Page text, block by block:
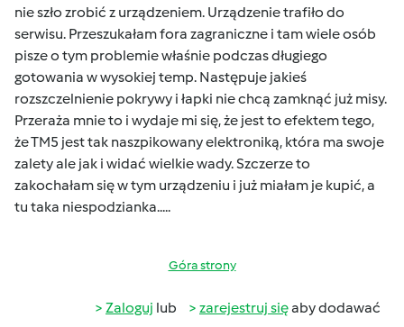
nie szło zrobić z urządzeniem. Urządzenie trafiło do
serwisu. Przeszukałam fora zagraniczne i tam wiele osób
pisze o tym problemie właśnie podczas długiego
gotowania w wysokiej temp. Następuje jakieś
rozszczelnienie pokrywy i łapki nie chcą zamknąć już misy.
Przeraża mnie to i wydaje mi się, że jest to efektem tego,
że TM5 jest tak naszpikowany elektroniką, która ma swoje
zalety ale jak i widać wielkie wady. Szczerze to
zakochałam się w tym urządzeniu i już miałam je kupić, a
tu taka niespodzianka.....
Góra strony
Zaloguj lub zarejestruj sięaby dodawać